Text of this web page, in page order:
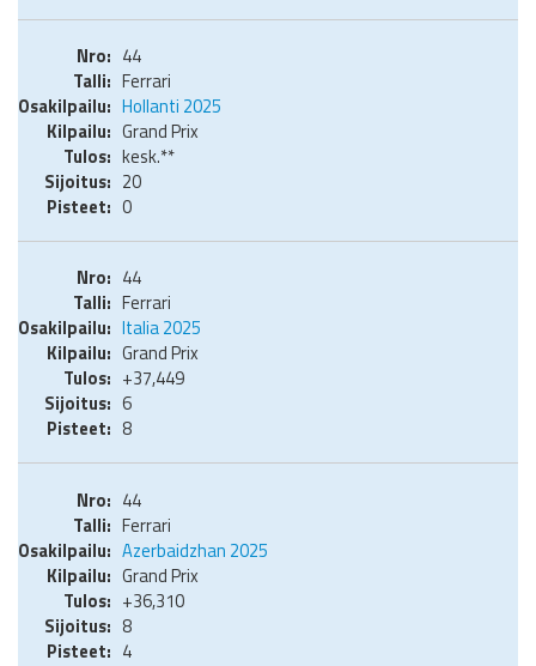
44
Ferrari
Hollanti 2025
Grand Prix
kesk.**
20
0
44
Ferrari
Italia 2025
Grand Prix
+37,449
6
8
44
Ferrari
Azerbaidzhan 2025
Grand Prix
+36,310
8
4